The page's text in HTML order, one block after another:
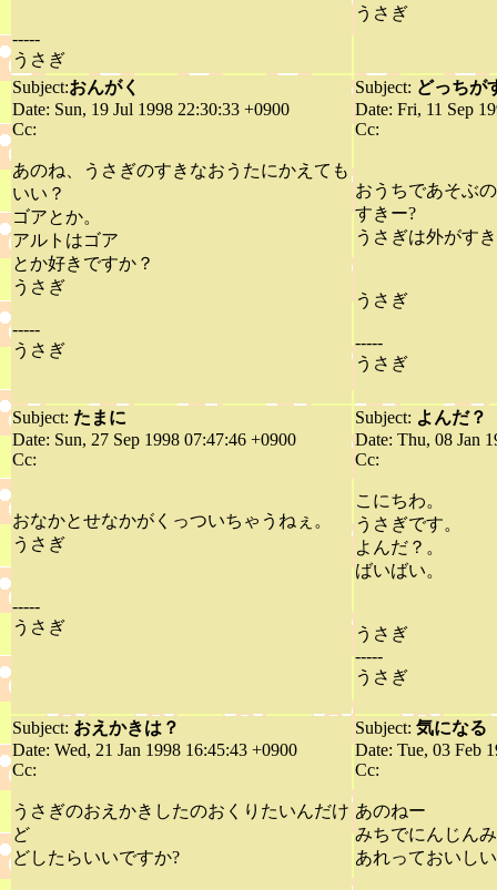
-----
うさぎ
うさぎ
Subject:おんがく
Date: Sun, 19 Jul 1998 22:30:33 +0900
Cc:
あのね、うさぎのすきなおうたにかえても
いい？
ゴアとか。
アルトはゴア
とか好きですか？
うさぎ
-----
うさぎ
Subject: どっちが
Date: Fri, 11 Sep
Cc:
おうちであそぶ
すきー?
うさぎは外がす
うさぎ
-----
うさぎ
Subject: たまに
Date: Sun, 27 Sep 1998 07:47:46 +0900
Cc:
おなかとせなかがくっついちゃうねぇ。
うさぎ
-----
うさぎ
Subject: よんだ？
Date: Thu, 08 Jan
Cc:
こにちわ。
うさぎです。
よんだ？。
ばいばい。
うさぎ
-----
うさぎ
Subject: おえかきは？
Date: Wed, 21 Jan 1998 16:45:43 +0900
Cc:
うさぎのおえかきしたのおくりたいんだけ
ど
どしたらいいですか?
Subject: 気になる
Date: Tue, 03 Feb
Cc:
あのねー
みちでにんじん
あれっておいし